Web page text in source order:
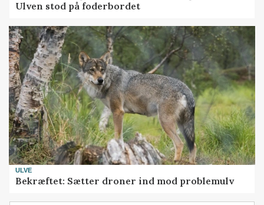
Ulven stod på foderbordet
ULVE
Bekræftet: Sætter droner ind mod problemulv